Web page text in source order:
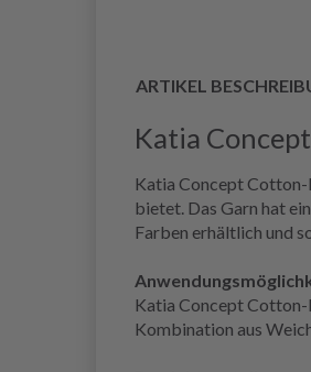
ARTIKEL
Katia
Katia Concept Cotton-
bietet. Das Garn hat
Farben erhältlich und
Katia Concept Cotton-
Kombination aus